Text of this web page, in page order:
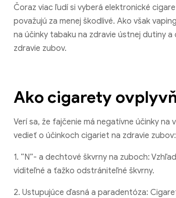
Čoraz viac ľudí si vyberá elektronické
považujú za menej škodlivé. Ako však
na účinky tabaku na zdravie ústnej dutiny
zdravie zubov.
Ako cigarety
Verí sa, že fajčenie má negatívne účinky na
vedieť o účinkoch cigariet na zdravie zubov:
1. “N”- a dechtové škvrny na zuboch:
viditeľné a ťažko odstrániteľné škvrny.
2. Ustupujúce ďasná a paradentóza: